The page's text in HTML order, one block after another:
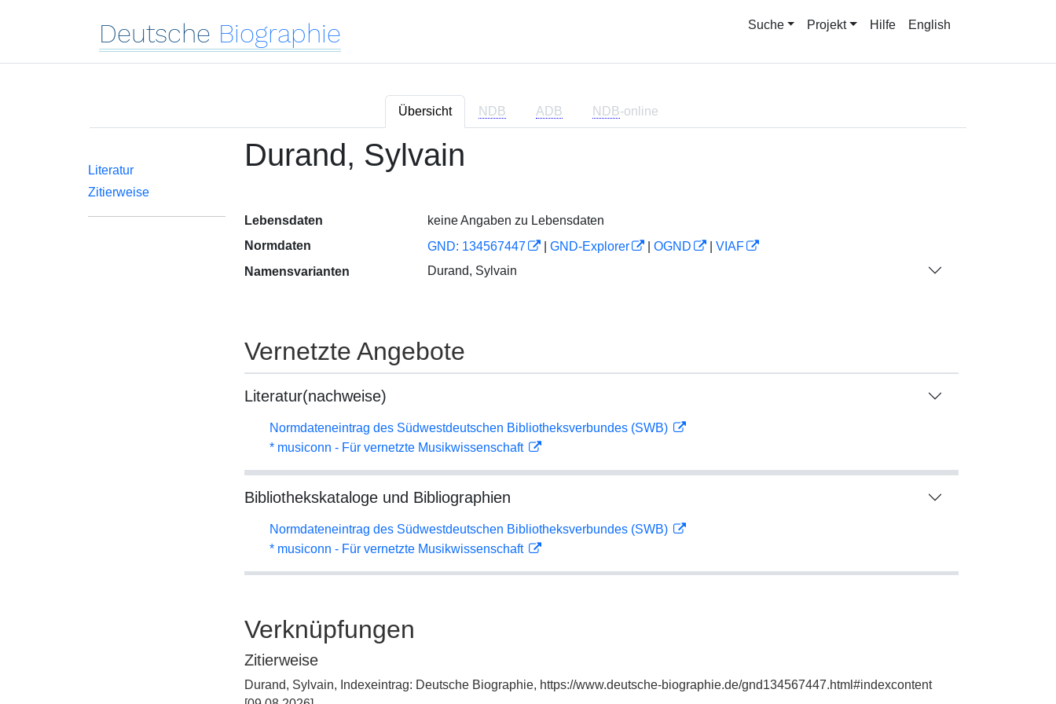
Deutsche Biographie Suche Projekt Hilfe English
Übersicht NDB ADB NDB-online
Literatur
Zitierweise
Durand, Sylvain
Lebensdaten
keine Angaben zu Lebensdaten
Normdaten
GND: 134567447 GND-Explorer OGND
VIAF
Namensvarianten
Durand, Sylvain
Vernetzte Angebote
Literatur(nachweise)
Normdateneintrag des Südwestdeutschen Bibliotheksverbundes (SWB)
* musiconn - Für vernetzte Musikwissenschaft
Bibliothekskataloge und Bibliographien
Normdateneintrag des Südwestdeutschen Bibliotheksverbundes (SWB)
* musiconn - Für vernetzte Musikwissenschaft
Verknüpfungen
Zitierweise
Durand, Sylvain, Indexeintrag: Deutsche Biographie, https://www.deutsche-biographie.de/gnd134567447.html#indexcontent